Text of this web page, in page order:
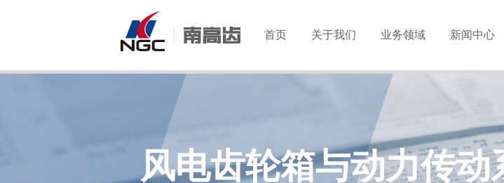
首页 关于我们 业务领域 新闻中心
风电齿轮箱与动力传